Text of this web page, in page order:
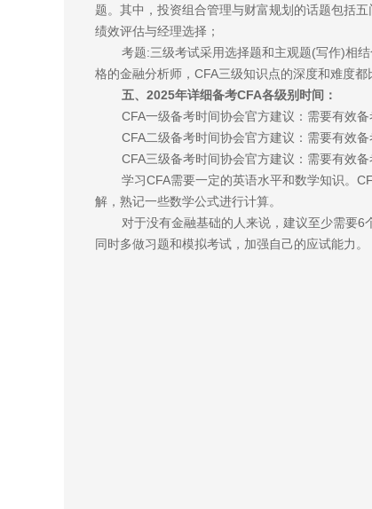
题。其中，投资组合管理与财富规划的话题包括
绩效评估与经理选择；
考题:三级考试采用选择题和主观题(写作)相
格的金融分析师，CFA三级知识点的深度和难度都
五、2025年详细备考CFA各级别时间：
CFA一级备考时间协会官方建议：需要有效
CFA二级备考时间协会官方建议：需要有效
CFA三级备考时间协会官方建议：需要有效
学习CFA需要一定的英语水平和数学知识。
解，熟记一些数学公式进行计算。
对于没有金融基础的人来说，建议至少需要6
同时多做习题和模拟考试，加强自己的应试能力。